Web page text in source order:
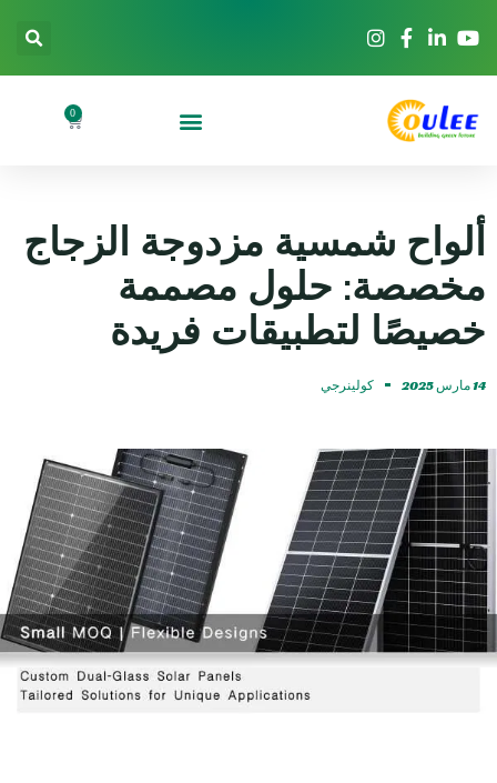
0
ألواح شمسية مزدوجة الزجاج
مخصصة: حلول مصممة
خصيصًا لتطبيقات فريدة
14 مارس 2025 كولينرجي